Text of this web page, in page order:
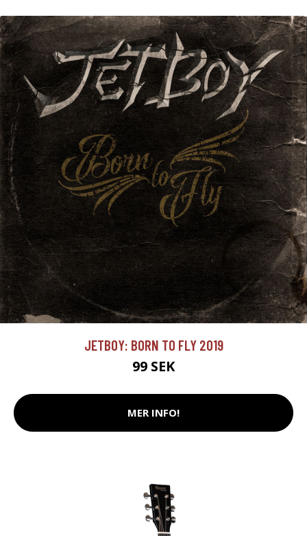
JETBOY: BORN TO FLY 2019
99 SEK
MER INFO!